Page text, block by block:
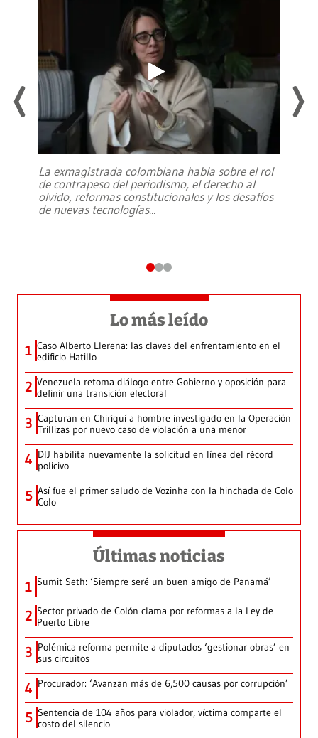
La exmagistrada colombiana habla sobre el rol
de contrapeso del periodismo, el derecho al
olvido, reformas constitucionales y los desafíos
de nuevas tecnologías...
Lo más leído
1 Caso Alberto Llerena: las claves del enfrentamiento en el
edificio Hatillo
2 Venezuela retoma diálogo entre Gobierno y oposición para
definir una transición electoral
3 Capturan en Chiriquí a hombre investigado en la Operación
Trillizas por nuevo caso de violación a una menor
4 DIJ habilita nuevamente la solicitud en línea del récord
policivo
5 Así fue el primer saludo de Vozinha con la hinchada de Colo
Colo
Últimas noticias
1 Sumit Seth: ‘Siempre seré un buen amigo de Panamá’
2 Sector privado de Colón clama por reformas a la Ley de
Puerto Libre
3 Polémica reforma permite a diputados ‘gestionar obras’ en
sus circuitos
4 Procurador: ‘Avanzan más de 6,500 causas por corrupción’
5 Sentencia de 104 años para violador, víctima comparte el
costo del silencio